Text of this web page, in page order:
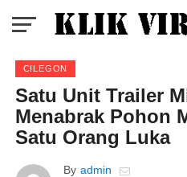
CILEGON
Satu Unit Trailer
Menabrak Pohon
Satu Orang Luka
By admin